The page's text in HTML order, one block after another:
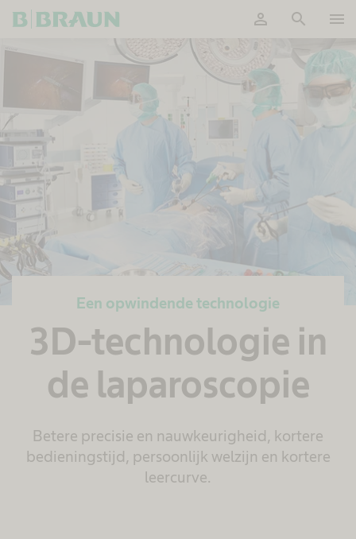
person search menu
Een opwindende technologie
3D-technologie in
de laparoscopie
Betere precisie en nauwkeurigheid, kortere
bedieningstijd, persoonlijk welzijn en kortere
leercurve.